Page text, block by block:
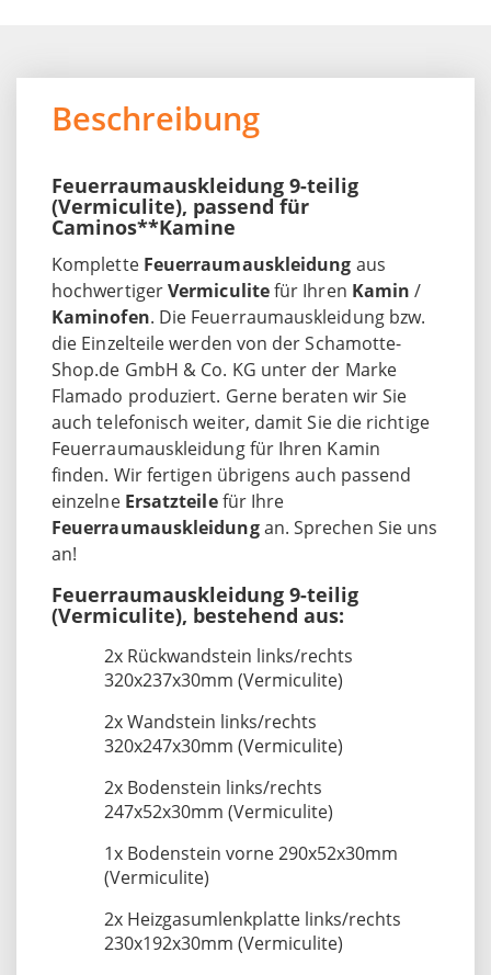
Beschreibung
Feuerraumauskleidung 9-teilig
(Vermiculite), passend für
Caminos**Kamine
Komplette Feuerraumauskleidung aus
hochwertigerVermiculitefür Ihren Kamin/
Kaminofen. Die Feuerraumauskleidung bzw.
die Einzelteile werden von der Schamotte-
Shop.de GmbH & Co. KG unter der Marke
Flamado produziert. Gerne beraten wir Sie
auch telefonisch weiter, damit Sie die richtige
Feuerraumauskleidung für Ihren Kamin
finden. Wir fertigen übrigens auch passend
einzelne Ersatzteilefür Ihre
Feuerraumauskleidungan. Sprechen Sie uns
an!
Feuerraumauskleidung 9-teilig
(Vermiculite), bestehend aus:
2x Rückwandstein links/rechts
320x237x30mm (Vermiculite)
2x Wandstein links/rechts
320x247x30mm (Vermiculite)
2x Bodenstein links/rechts
247x52x30mm (Vermiculite)
1x Bodenstein vorne 290x52x30mm
(Vermiculite)
2x Heizgasumlenkplatte links/rechts
230x192x30mm (Vermiculite)